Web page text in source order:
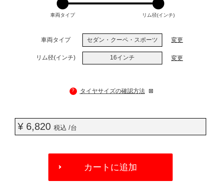
車両タイプ リム径(インチ)
車両タイプ セダン・クーペ・スポーツ 変更
リム径(インチ) 16インチ 変更
? タイヤサイズの確認方法
¥ 6,820 税込 /台
OPTIONS
カートに追加